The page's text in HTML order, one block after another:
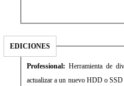
EDICIONES
Professional: Herramienta de
actualizar a un nuevo HDD o